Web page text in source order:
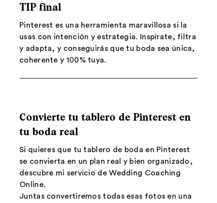
TIP final
Pinterest es una herramienta maravillosa si la
usas con intención y estrategia. Inspírate, filtra
y adapta, y conseguirás que tu boda sea única,
coherente y 100% tuya.
Convierte tu tablero de Pinterest en
tu boda real
Si quieres que tu tablero de boda en Pinterest
se convierta en un plan real y bien organizado,
descubre mi servicio de Wedding Coaching
Online.
Juntas convertiremos todas esas fotos en una